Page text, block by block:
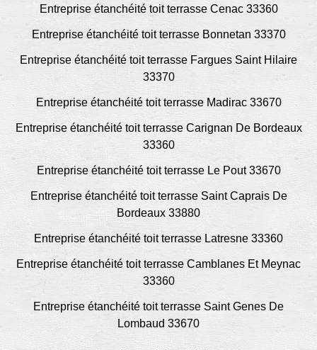
Entreprise étanchéité toit terrasse Cenac 33360
Entreprise étanchéité toit terrasse Bonnetan 33370
Entreprise étanchéité toit terrasse Fargues Saint Hilaire
33370
Entreprise étanchéité toit terrasse Madirac 33670
Entreprise étanchéité toit terrasse Carignan De Bordeaux
33360
Entreprise étanchéité toit terrasse Le Pout 33670
Entreprise étanchéité toit terrasse Saint Caprais De
Bordeaux 33880
Entreprise étanchéité toit terrasse Latresne 33360
Entreprise étanchéité toit terrasse Camblanes Et Meynac
33360
Entreprise étanchéité toit terrasse Saint Genes De
Lombaud 33670